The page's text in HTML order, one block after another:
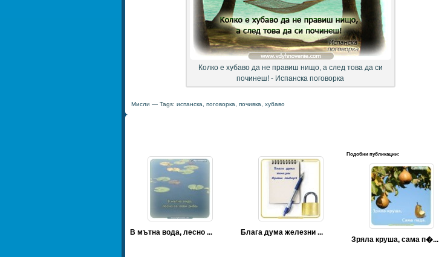
Колко е хубаво да не правиш нищо, а след това да си
починеш! - Испанска поговорка
Мисли — Tags: испанска поговорка почивка хубаво
Подобни публикации:
В мътна вода, лесно ...
Блага дума железни ...
Зряла круша, сама п�...